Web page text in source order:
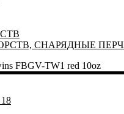
СНАРЯДНЫЕ
FBGV-TW1 red 10oz
18